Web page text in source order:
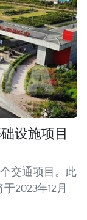
设施项目
交通项目。此
2023年12月